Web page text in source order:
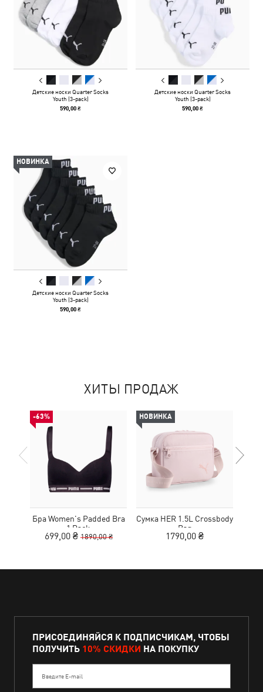
Детские носки Quarter Socks
Youth (3-pack)
590,00 ₴
Детские носки Quarter Socks
Youth (3-pack)
590,00 ₴
НОВИНКА
Детские носки Quarter Socks
Youth (3-pack)
590,00 ₴
ХИТЫ ПРОДАЖ
-63%
Бра Women's Padded Bra
1 Pack
699,00 ₴ 1890,00 ₴
НОВИНКА
Сумка HER 1.5L Crossbody
Bag
1790,00 ₴
ПРИСОЕДИНЯЙСЯ К ПОДПИСЧИКАМ, ЧТОБЫ
ПОЛУЧИТЬ 10% СКИДКИ НА ПОКУПКУ
Введите E-mail